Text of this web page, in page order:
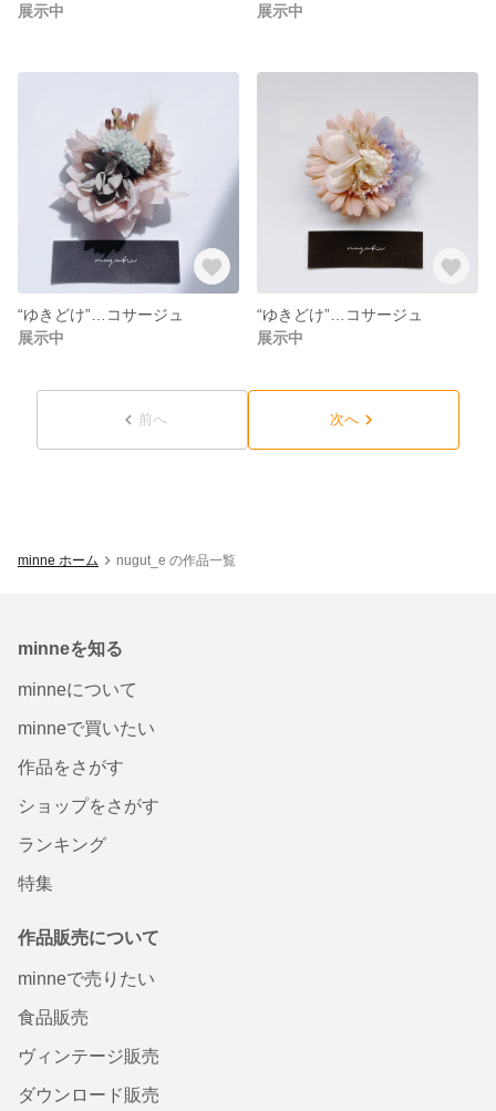
展示中
展示中
“ゆきどけ”…コサージュ
展示中
“ゆきどけ”…コサージュ
展示中
前へ 次へ
minne ホーム nugut_e の作品一覧
minneを知る
minneについて
minneで買いたい
作品をさがす
ショップをさがす
ランキング
特集
作品販売について
minneで売りたい
食品販売
ヴィンテージ販売
ダウンロード販売